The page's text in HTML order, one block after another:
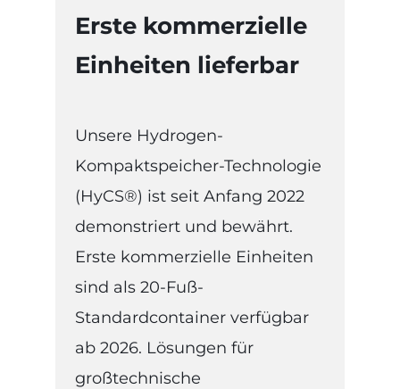
Erste kommerzielle
Einheiten lieferbar
Unsere Hydrogen-
Kompaktspeicher-Technologie
(HyCS®) ist seit Anfang 2022
demonstriert und bewährt.
Erste kommerzielle Einheiten
sind als 20-Fuß-
Standardcontainer verfügbar
ab 2026. Lösungen für
großtechnische